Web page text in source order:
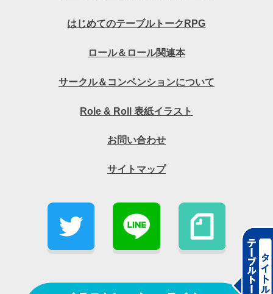
はじめてのテーブルトークRPG
ロール＆ロール関連本
サークル＆コンベンションについて
Role & Roll 表紙イラスト
お問い合わせ
サイトマップ